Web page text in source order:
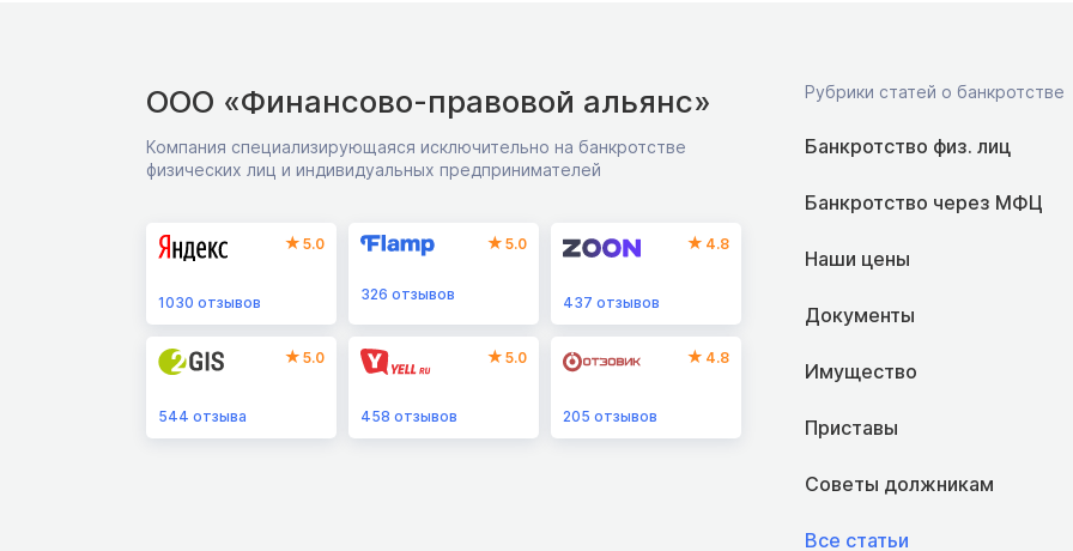
ООО «Финансово-правовой альянс»
Компания специализирующаяся исключительно на банкротстве
физических лиц и индивидуальных предпринимателей
5.0
1030 отзывов
5.0
326 отзывов
4.8
437 отзывов
5.0
544 отзыва
5.0
458 отзывов
4.8
205 отзывов
Рубрики статей о банкротстве
Банкротство физ. лиц
Банкротство через МФЦ
Наши цены
Документы
Имущество
Приставы
Советы должникам
Все статьи